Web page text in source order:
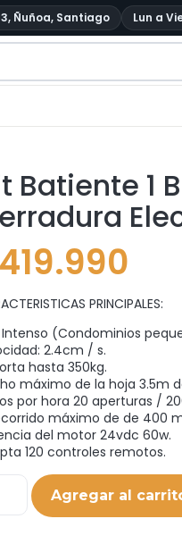
Ñuñoa, Santiago Lun a
Batiente 1
419.990
PRINCIPALES:
Intenso (Condominios
2.4cm / s.
hasta 350kg.
máximo de la hoja 3.5m
por hora 20 aperturas /
máximo de de 400
del motor 24vdc 60w.
120 controles remotos.
Agregar al